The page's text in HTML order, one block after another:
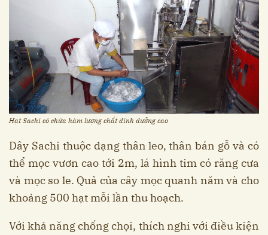
Hạt Sachi có chứa hàm lượng chất dinh dưỡng cao
Dây Sachi thuộc dạng thân leo, thân bán gỗ và có
thể mọc vươn cao tới 2m, lá hình tim có răng cưa
và mọc so le. Quả của cây mọc quanh năm và cho
khoảng 500 hạt mỗi lần thu hoạch.
Với khả năng chống chọi, thích nghi với điều kiện